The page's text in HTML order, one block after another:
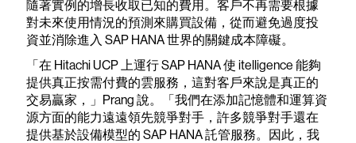
隨著實例的增長收取已知的費用。客戶不再需要根據
對未來使用情況的預測來購買設備，從而避免過度投
資並消除進入 SAP HANA 世界的關鍵成本障礙。
「在 Hitachi UCP 上運行 SAP HANA 使 itelligence 能夠
提供真正按需付費的雲服務，這對客戶來說是真正的
交易贏家，」Prang 說。「我們在添加記憶體和運算資
源方面的能力遠遠領先競爭對手，許多競爭對手還在
提供基於設備模型的 SAP HANA 託管服務。因此，我